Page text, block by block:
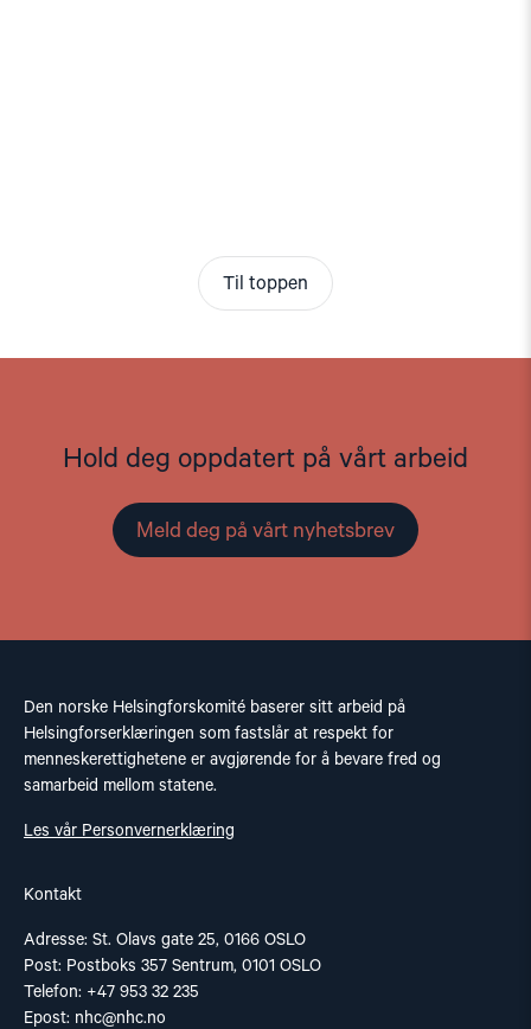
Til toppen
Hold deg oppdatert på vårt arbeid
Meld deg på vårt nyhetsbrev
Den norske Helsingforskomité baserer sitt arbeid på
Helsingforserklæringen som fastslår at respekt for
menneskerettighetene er avgjørende for å bevare fred og
samarbeid mellom statene.
Les vår Personvernerklæring
Kontakt
Adresse: St. Olavs gate 25, 0166 OSLO
Post: Postboks 357 Sentrum, 0101 OSLO
Telefon: +47 953 32 235
Epost: nhc@nhc.no